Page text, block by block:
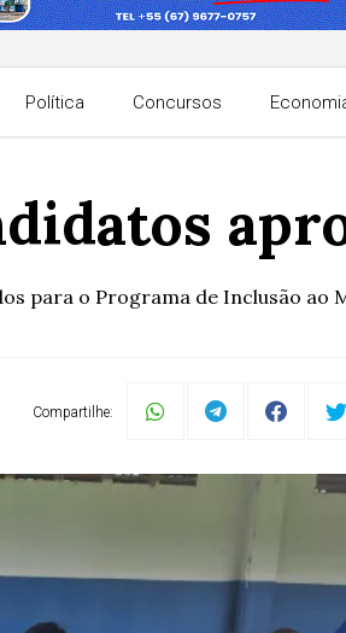
Política Concursos
para o Programa de Inclusão ao
Compartilhe: